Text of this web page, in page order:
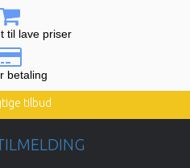
til lave priser
betaling
tilbud